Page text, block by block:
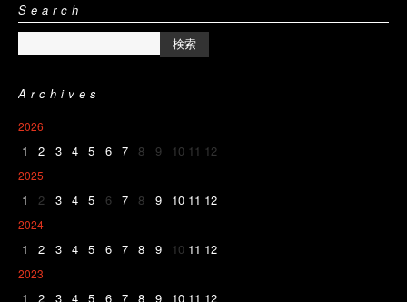
Search
Archives
2026
1 2 3 4 5 6 7 8 9 10 11 12
2025
1 2 3 4 5 6 7 8 9 10 11 12
2024
1 2 3 4 5 6 7 8 9 10 11 12
2023
1 2 3 4 5 6 7 8 9 10 11 12